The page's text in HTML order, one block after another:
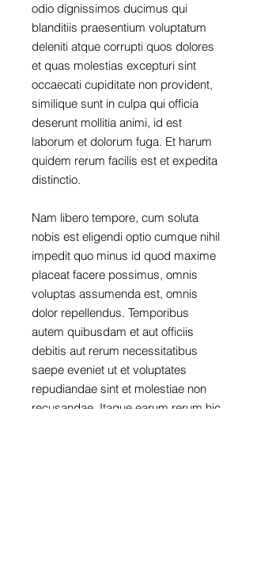
odio dignissimos ducimus qui
blanditiis praesentium voluptatum
deleniti atque corrupti quos dolores
et quas molestias excepturi sint
occaecati cupiditate non provident,
similique sunt in culpa qui officia
deserunt mollitia animi, id est
laborum et dolorum fuga. Et harum
quidem rerum facilis est et expedita
distinctio.
Nam libero tempore, cum soluta
nobis est eligendi optio cumque nihil
impedit quo minus id quod maxime
placeat facere possimus, omnis
voluptas assumenda est, omnis
dolor repellendus. Temporibus
autem quibusdam et aut officiis
debitis aut rerum necessitatibus
saepe eveniet ut et voluptates
repudiandae sint et molestiae non
recusandae. Itaque earum rerum hic